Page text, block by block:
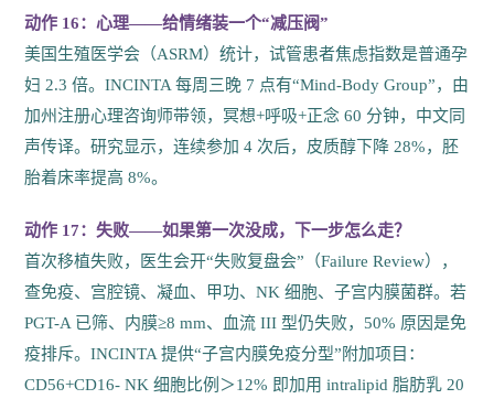
动作 16：心理——给情绪装一个“减压阀”
美国生殖医学会（ASRM）统计，试管患者焦虑指数是普通孕
妇 2.3 倍。INCINTA 每周三晚 7 点有“Mind-Body Group”，由
加州注册心理咨询师带领，冥想+呼吸+正念 60 分钟，中文同
声传译。研究显示，连续参加 4 次后，皮质醇下降 28%，胚
胎着床率提高 8%。
动作 17：失败——如果第一次没成，下一步怎么走？
首次移植失败，医生会开“失败复盘会”（Failure Review），
查免疫、宫腔镜、凝血、甲功、NK 细胞、子宫内膜菌群。若
PGT-A 已筛、内膜≥8 mm、血流 III 型仍失败，50% 原因是免
疫排斥。INCINTA 提供“子宫内膜免疫分型”附加项目：
CD56+CD16- NK 细胞比例＞12% 即加用 intralipid 脂肪乳 20